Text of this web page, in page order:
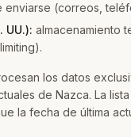
enviarse (correos,
UU.): almacenamiento
los datos
de Nazca. La
la fecha de última